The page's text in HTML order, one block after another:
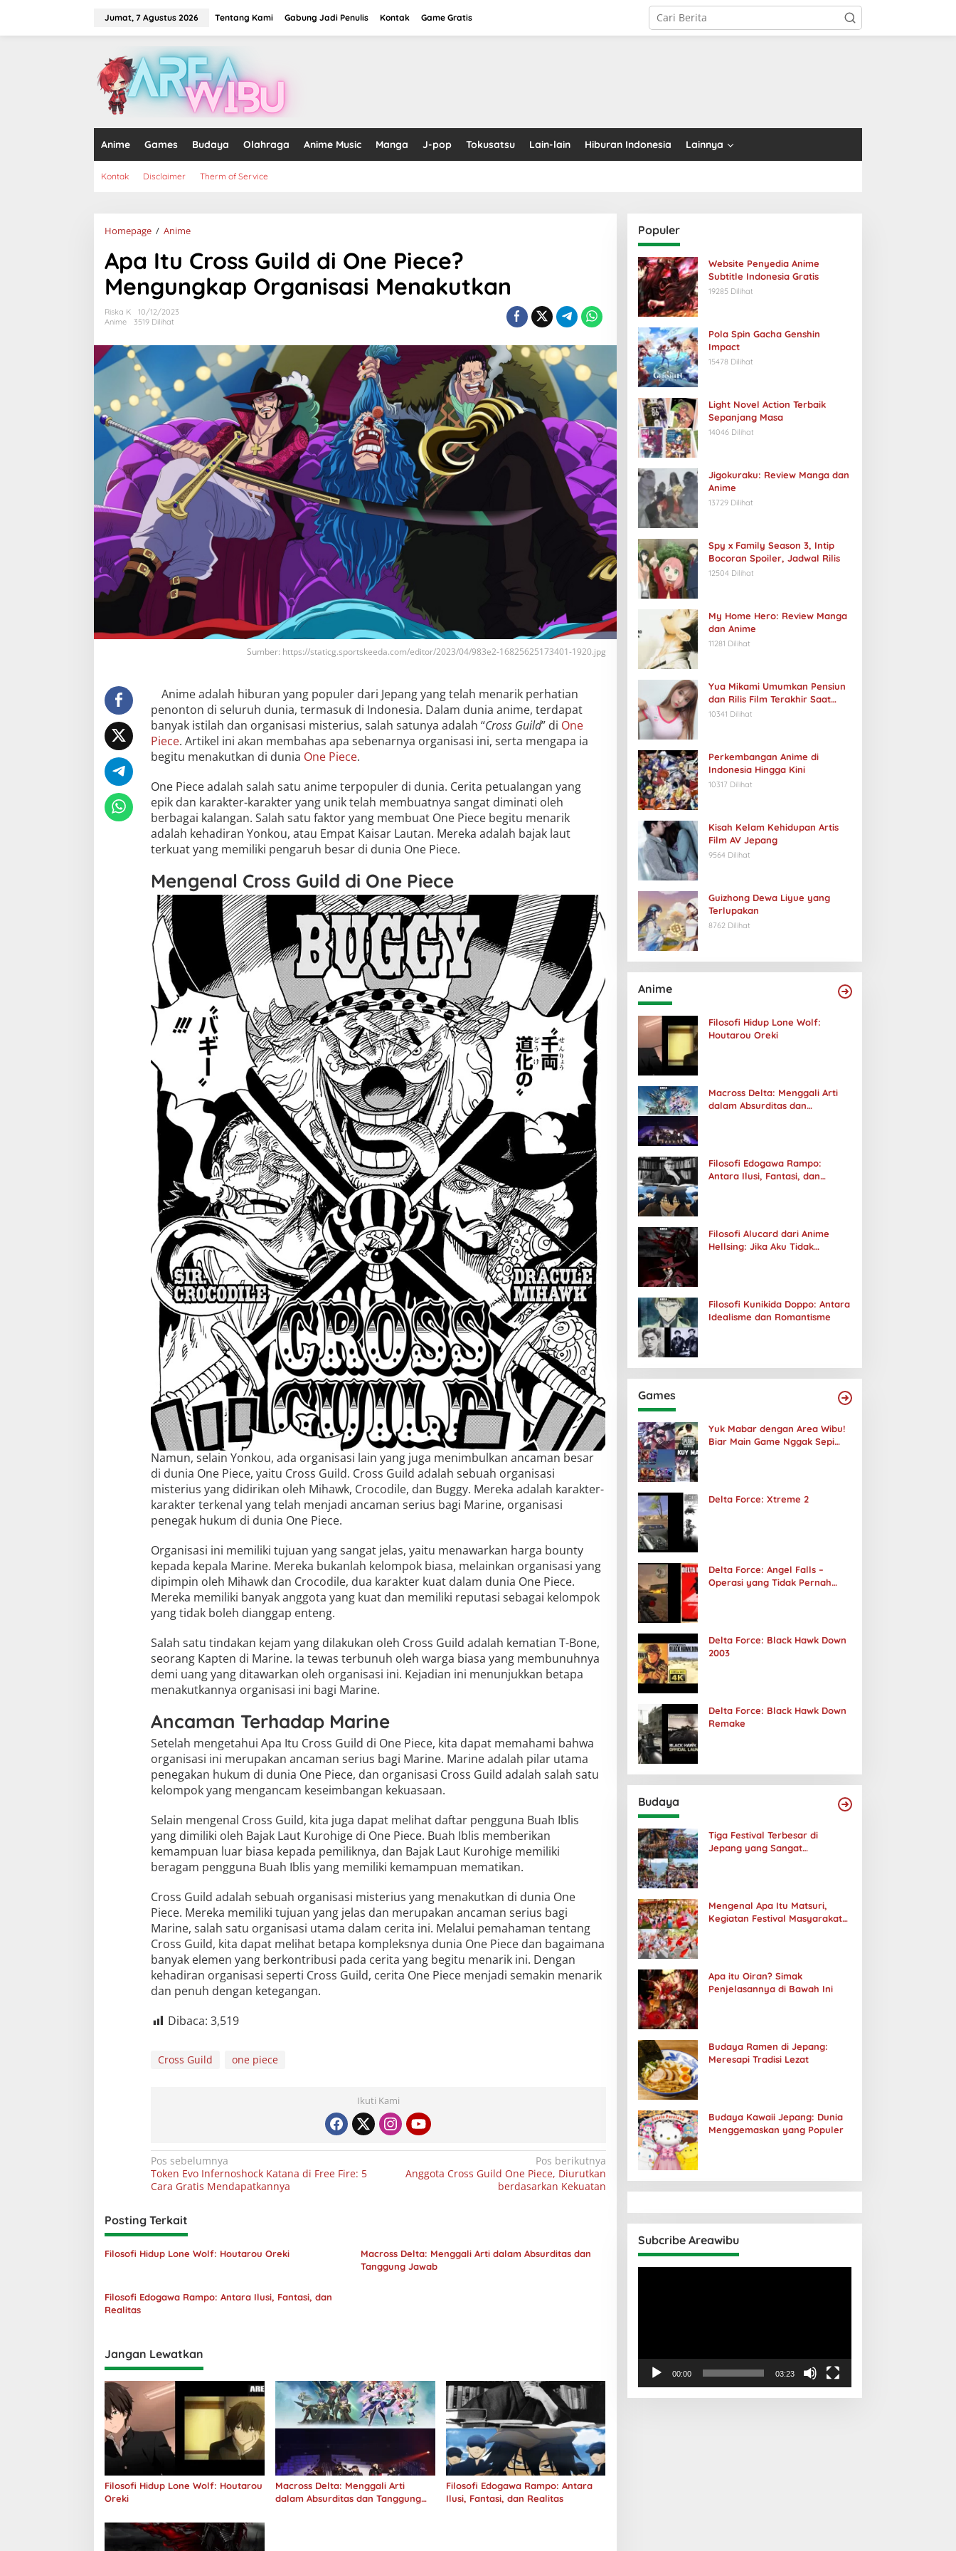
Jumat, 7 Agustus 2026 Tentang Kami Gabung Jadi Penulis Kontak Game Gratis
Anime Games Budaya Olahraga Anime Music Manga J-pop Tokusatsu Lain-lain Hiburan Indonesia Lainnya
Kontak Disclaimer Therm of Service
Homepage / AnimeApa
Cross
Guild
di
One
Menakutkan
Apa Itu Cross Guild di One Piece?
Mengungkap Organisasi Menakutkan
Riska K
10/12/2023
Anime
3519 Dilihat
Sumber: https://staticg.sportskeeda.com/editor/2023/04/983e2-16825625173401-1920.jpg
Anime adalah hiburan yang populer dari Jepang yang telah menarik perhatian
penonton di seluruh dunia, termasuk di Indonesia. Dalam dunia anime, terdapat
banyak istilah dan organisasi misterius, salah satunya adalah “Cross Guild” di One
Piece. Artikel ini akan membahas apa sebenarnya organisasi ini, serta mengapa ia
begitu menakutkan di dunia One Piece.
One Piece adalah salah satu anime terpopuler di dunia. Cerita petualangan yang
epik dan karakter-karakter yang unik telah membuatnya sangat diminati oleh
berbagai kalangan. Salah satu faktor yang membuat One Piece begitu menarik
adalah kehadiran Yonkou, atau Empat Kaisar Lautan. Mereka adalah bajak laut
terkuat yang memiliki pengaruh besar di dunia One Piece.
Mengenal Cross Guild di One Piece
Namun, selain Yonkou, ada organisasi lain yang juga menimbulkan ancaman besar
di dunia One Piece, yaitu Cross Guild. Cross Guild adalah sebuah organisasi
misterius yang didirikan oleh Mihawk, Crocodile, dan Buggy. Mereka adalah karakter-
karakter terkenal yang telah menjadi ancaman serius bagi Marine, organisasi
penegak hukum di dunia One Piece.
Organisasi ini memiliki tujuan yang sangat jelas, yaitu menawarkan harga bounty
kepada kepala Marine. Mereka bukanlah kelompok biasa, melainkan organisasi yang
dipimpin oleh Mihawk dan Crocodile, dua karakter kuat dalam dunia One Piece.
Mereka memiliki banyak anggota yang kuat dan memiliki reputasi sebagai kelompok
yang tidak boleh dianggap enteng.
Salah satu tindakan kejam yang dilakukan oleh Cross Guild adalah kematian T-Bone,
seorang Kapten di Marine. Ia tewas terbunuh oleh warga biasa yang membunuhnya
demi uang yang ditawarkan oleh organisasi ini. Kejadian ini menunjukkan betapa
menakutkannya organisasi ini bagi Marine.
Ancaman Terhadap Marine
Setelah mengetahui Apa Itu Cross Guild di One Piece, kita dapat memahami bahwa
organisasi ini merupakan ancaman serius bagi Marine. Marine adalah pilar utama
penegakan hukum di dunia One Piece, dan organisasi Cross Guild adalah salah satu
kelompok yang mengancam keseimbangan kekuasaan.
Selain mengenal Cross Guild, kita juga dapat melihat daftar pengguna Buah Iblis
yang dimiliki oleh Bajak Laut Kurohige di One Piece. Buah Iblis memberikan
kemampuan luar biasa kepada pemiliknya, dan Bajak Laut Kurohige memiliki
beragam pengguna Buah Iblis yang memiliki kemampuan mematikan.
Cross Guild adalah sebuah organisasi misterius yang menakutkan di dunia One
Piece. Mereka memiliki tujuan yang jelas dan merupakan ancaman serius bagi
Marine, salah satu organisasi utama dalam cerita ini. Melalui pemahaman tentang
Cross Guild, kita dapat melihat betapa kompleksnya dunia One Piece dan bagaimana
banyak elemen yang berkontribusi pada cerita yang begitu menarik ini. Dengan
kehadiran organisasi seperti Cross Guild, cerita One Piece menjadi semakin menarik
dan penuh dengan ketegangan.
Dibaca: 3,519
Cross Guild one piece
Ikuti Kami
Navigasi
pos
Pos sebelumnya
Token Evo Infernoshock Katana di Free Fire: 5
Cara Gratis Mendapatkannya
Pos berikutnya
Anggota Cross Guild One Piece, Diurutkan
berdasarkan Kekuatan
Posting Terkait
Filosofi Hidup Lone Wolf: Houtarou Oreki
Macross Delta: Menggali Arti dalam Absurditas dan
Tanggung Jawab
Filosofi Edogawa Rampo: Antara Ilusi, Fantasi, dan
Realitas
Jangan Lewatkan
Filosofi Hidup Lone Wolf: Houtarou
Oreki
Macross Delta: Menggali Arti
dalam Absurditas dan Tanggung
Filosofi Edogawa Rampo: Antara
Ilusi, Fantasi, dan Realitas
Populer
Website Penyedia Anime
Subtitle Indonesia Gratis
19285 Dilihat
Pola Spin Gacha Genshin
Impact
15478 Dilihat
Light Novel Action Terbaik
Sepanjang Masa
14046 Dilihat
Jigokuraku: Review Manga dan
Anime
13729 Dilihat
Spy x Family Season 3, Intip
Bocoran Spoiler, Jadwal Rilis
12504 Dilihat
My Home Hero: Review Manga
dan Anime
11281 Dilihat
Yua Mikami Umumkan Pensiun
dan Rilis Film Terakhir Saat
Ulang Tahun
10341 Dilihat
Perkembangan Anime di
Indonesia Hingga Kini
10317 Dilihat
Kisah Kelam Kehidupan Artis
Film AV Jepang
9564 Dilihat
Guizhong Dewa Liyue yang
Terlupakan
8762 Dilihat
Anime
Filosofi Hidup Lone Wolf:
Houtarou Oreki
Macross Delta: Menggali Arti
dalam Absurditas dan
Filosofi Edogawa Rampo:
Antara Ilusi, Fantasi, dan
Filosofi Alucard dari Anime
Hellsing: Jika Aku Tidak
Filosofi Kunikida Doppo: Antara
Idealisme dan Romantisme
Games
Yuk Mabar dengan Area Wibu!
Biar Main Game Nggak Sepi
Delta Force: Xtreme 2
Delta Force: Angel Falls –
Operasi yang Tidak Pernah
Delta Force: Black Hawk Down
2003
Delta Force: Black Hawk Down
Remake
Budaya
Tiga Festival Terbesar di
Jepang yang Sangat
Mengenal Apa Itu Matsuri,
Kegiatan Festival Masyarakat
Apa itu Oiran? Simak
Penjelasannya di Bawah Ini
Budaya Ramen di Jepang:
Meresapi Tradisi Lezat
Budaya Kawaii Jepang: Dunia
Menggemaskan yang Populer
Subcribe Areawibu
00:00 03:23